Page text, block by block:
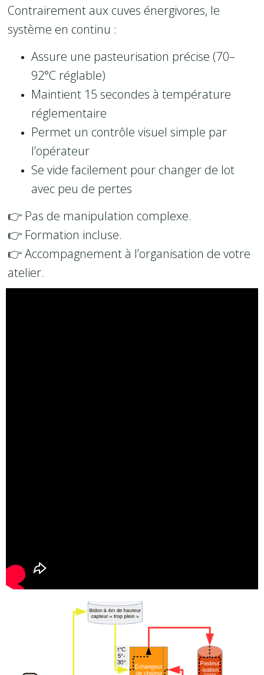
Contrairement aux cuves énergivores, le
système en continu :
Assure une pasteurisation précise (70–
92°C réglable)
Maintient 15 secondes à température
réglementaire
Permet un contrôle visuel simple par
l’opérateur
Se vide facilement pour changer de lot
avec peu de pertes
👉 Pas de manipulation complexe.
👉 Formation incluse.
👉 Accompagnement à l’organisation de votre
atelier.